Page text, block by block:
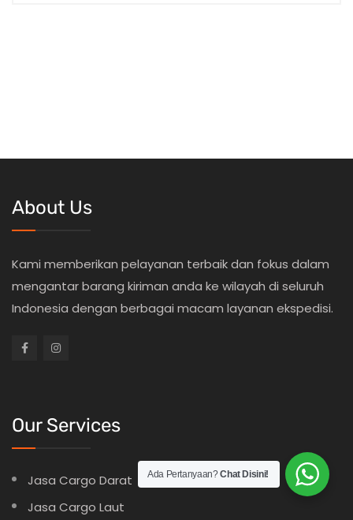
About Us
Kami memberikan pelayanan terbaik dan fokus dalam
mengantar barang kiriman anda ke wilayah di seluruh
Indonesia dengan berbagai macam layanan ekspedisi.
Our Services
Jasa Cargo Darat
Jasa Cargo Laut
Ada Pertanyaan?Chat Disini!